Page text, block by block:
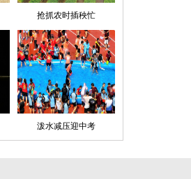
抢抓农时插秧忙
泼水减压迎中考